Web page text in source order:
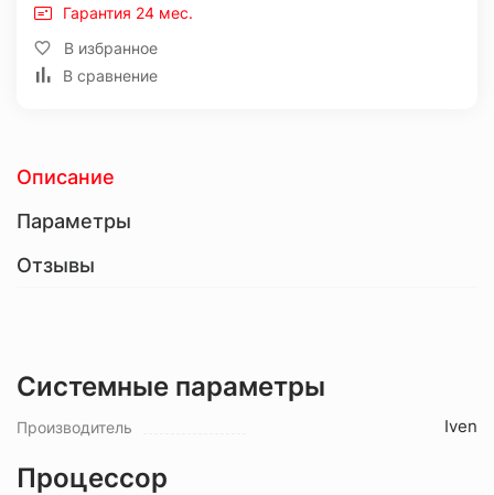
Гарантия 24 мес.
В избранное
В сравнение
Описание
Параметры
Отзывы
Системные параметры
Производитель Iven
Процессор